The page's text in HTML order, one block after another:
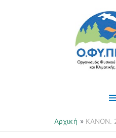
Αρχική KANON.